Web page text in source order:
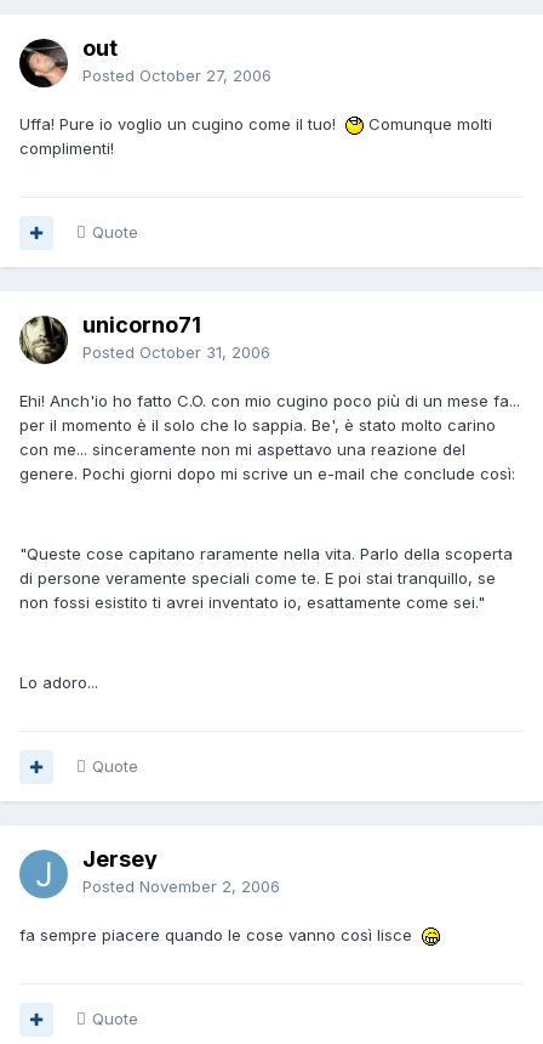
out
Posted October 27, 2006
Uffa! Pure io voglio un cugino come il tuo!
Comunque molti
complimenti!
Quote
unicorno71
Posted October 31, 2006
Ehi! Anch'io ho fatto C.O. con mio cugino poco più di un mese fa...
per il momento è il solo che lo sappia. Be', è stato molto carino
con me... sinceramente non mi aspettavo una reazione del
genere. Pochi giorni dopo mi scrive un e-mail che conclude così:
"Queste cose capitano raramente nella vita. Parlo della scoperta
di persone veramente speciali come te. E poi stai tranquillo, se
non fossi esistito ti avrei inventato io, esattamente come sei."
Lo adoro...
Quote
Jersey
Posted November 2, 2006
fa sempre piacere quando le cose vanno così lisce
Quote